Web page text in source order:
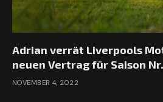
Adrian verrät Liverpools
neuen Vertrag für Saison
NOVEMBER 4, 2022